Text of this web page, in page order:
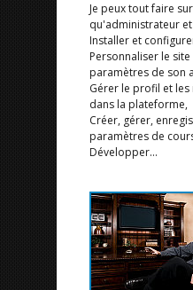
Je peux tout faire
qu'administrateur
Installer et
Personnaliser le
paramètres de son
Gérer le profil et
dans la plateforme,
Créer, gérer,
paramètres de
Développer...